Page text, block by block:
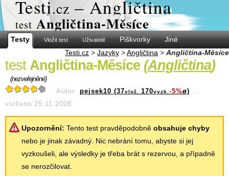
Testi.cz – Angličtina
test Angličtina-Měsíce
Testy Vložit test Uživatelé Piškvorky
Jiné
Testi.cz > Jazyky >Angličtina > Angličtina-Měsíce
test Angličtina-Měsíce (Angličtina)
(nezveřejněné)
Autor: pejsek10 (37vlož. 170vyzk.-5%ø) ...
vloženo 25.11.2008
Upozornění: Tento test pravděpodobně obsahuje chyby
nebo je jinak závadný. Nic nebrání tomu, abyste si jej
vyzkoušeli, ale výsledky je třeba brát s rezervou, a případně
se nerozčilovat.